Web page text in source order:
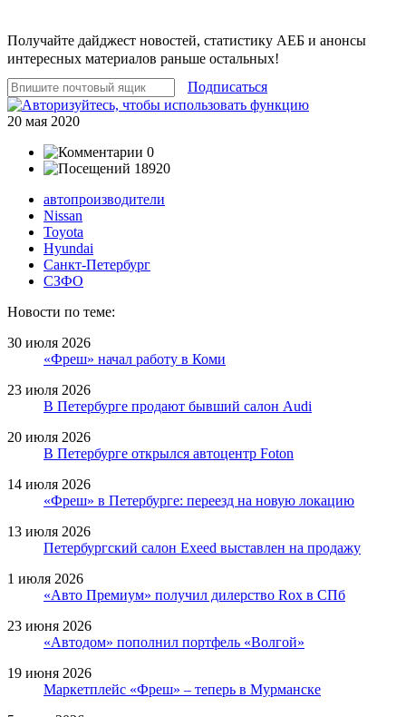
Получайте дайджест новостей, статистику АЕБ и анонсы
интересных материалов раньше остальных!
Подписаться
20 мая 2020
0
18920
автопроизводители
Nissan
Toyota
Hyundai
Санкт-Петербург
СЗФО
Новости по теме:
30 июля 2026
«Фреш» начал работу в Коми
23 июля 2026
В Петербурге продают бывший салон Audi
20 июля 2026
В Петербурге открылся автоцентр Foton
14 июля 2026
«Фреш» в Петербурге: переезд на новую локацию
13 июля 2026
Петербургский салон Exeed выставлен на продажу
1 июля 2026
«Авто Премиум» получил дилерство Rox в СПб
23 июня 2026
«Автодом» пополнил портфель «Волгой»
19 июня 2026
Маркетплейс «Фреш» – теперь в Мурманске